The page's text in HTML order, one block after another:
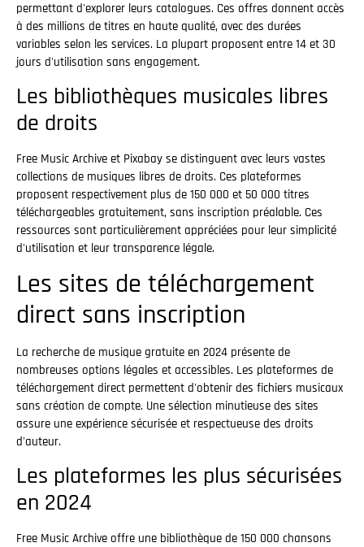
permettant d'explorer leurs catalogues. Ces offres donnent accès
à des millions de titres en haute qualité, avec des durées
variables selon les services. La plupart proposent entre 14 et 30
jours d'utilisation sans engagement.
Les bibliothèques musicales libres
de droits
Free Music Archive et Pixabay se distinguent avec leurs vastes
collections de musiques libres de droits. Ces plateformes
proposent respectivement plus de 150 000 et 50 000 titres
téléchargeables gratuitement, sans inscription préalable. Ces
ressources sont particulièrement appréciées pour leur simplicité
d'utilisation et leur transparence légale.
Les sites de téléchargement
direct sans inscription
La recherche de musique gratuite en 2024 présente de
nombreuses options légales et accessibles. Les plateformes de
téléchargement direct permettent d'obtenir des fichiers musicaux
sans création de compte. Une sélection minutieuse des sites
assure une expérience sécurisée et respectueuse des droits
d'auteur.
Les plateformes les plus sécurisées
en 2024
Free Music Archive offre une bibliothèque de 150 000 chansons